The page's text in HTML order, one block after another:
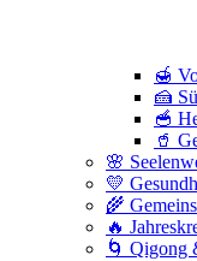
🍯
🍰
🥣
🥤
🌸
💛
🌾
🔥
🌀 Qigong